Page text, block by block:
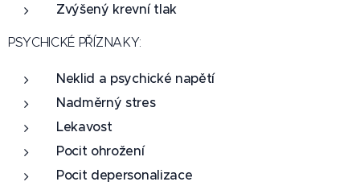
Zvýšený krevní tlak
PSYCHICKÉ PŘÍZNAKY:
Neklid a psychické napětí
Nadměrný stres
Lekavost
Pocit ohrožení
Pocit depersonalizace